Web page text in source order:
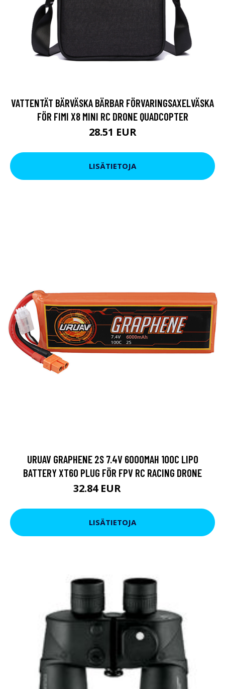
VATTENTÄT BÄRVÄSKA BÄRBAR FÖRVARINGSAXELVÄSKA
FÖR FIMI X8 MINI RC DRONE QUADCOPTER
28.51 EUR
LISÄTIETOJA
URUAV GRAPHENE 2S 7.4V 6000MAH 100C LIPO
BATTERY XT60 PLUG FÖR FPV RC RACING DRONE
32.84 EUR
LISÄTIETOJA